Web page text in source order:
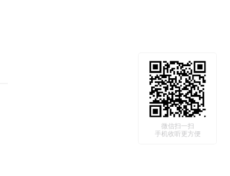
微信扫一扫
手机收听更方便